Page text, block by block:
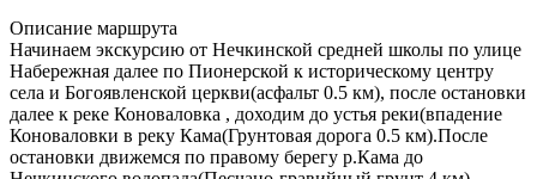
Описание маршрута
Начинаем экскурсию от Нечкинской средней школы по улице
Набережная далее по Пионерской к историческому центру
села и Богоявленской церкви(асфальт 0.5 км), после остановки
далее к реке Коноваловка , доходим до устья реки(впадение
Коноваловки в реку Кама(Грунтовая дорога 0.5 км).После
остановки движемся по правому берегу р.Кама до